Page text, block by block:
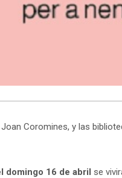
Joan Coromines, y las
domingo 16 de abril se